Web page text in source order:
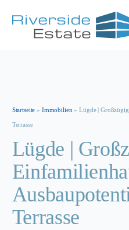
Startseite » Immobilien »Lügde |
Terrasse
Lügde |
Terrasse